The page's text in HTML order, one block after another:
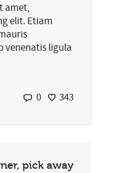
amet,
elit. Etiam
venenatis ligula
0 343
pick away